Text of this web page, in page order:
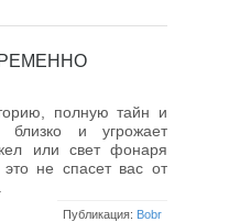
полную тайн и
близко и угрожает
или свет фонаря
не спасет вас от
Публикация: Bobr